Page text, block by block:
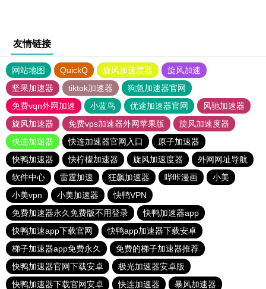
友情链接
网站地图 QuickQ 旋风加速度器
旋风加速
坚果加速器
tiktok加速器
狗急加速器官网
免费vqn外网加速
小蓝鸟 优途加速器官网
风驰加速器
旋风加速器
免费vps加速器外网苹果版
旋风加速度器
快连加速器
快连加速器官网入口
原子加速器
快鸭加速器
快柠檬加速器 旋风加速度器
外网网址导航
软件中心
雷霆加速 狂飙加速器 哔咔漫画
小美
小美vpn
小美加速器
快鸭VPN
免费加速器永久免费版不用登录
快鸭加速器app
快鸭加速app下载官网
快鸭app加速器下载安卓
梯子加速器app免费永久
免费的梯子加速器推荐
快鸭加速器官网下载安卓
极光加速器安卓版
快鸭加速器下载官网安卓
快连加速器
暴风加速器